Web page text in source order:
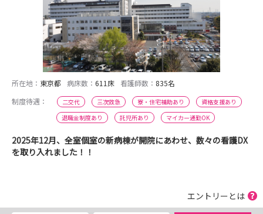
所在地： 東京都 病床数： 611床 看護師数： 835名
制度待遇：
二交代 三次救急 寮・住宅補助あり
資格支援あり
退職金制度あり
託児所あり マイカー通勤OK
2025年12月、全室個室の新病棟が開院にあわせ、数々の看護DX
を取り入れました！！
エントリーとは